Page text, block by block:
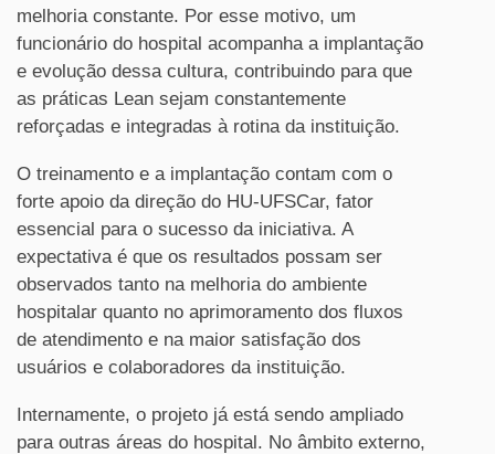
melhoria constante. Por esse motivo, um
funcionário do hospital acompanha a implantação
e evolução dessa cultura, contribuindo para que
as práticas Lean sejam constantemente
reforçadas e integradas à rotina da instituição.
O treinamento e a implantação contam com o
forte apoio da direção do HU-UFSCar, fator
essencial para o sucesso da iniciativa. A
expectativa é que os resultados possam ser
observados tanto na melhoria do ambiente
hospitalar quanto no aprimoramento dos fluxos
de atendimento e na maior satisfação dos
usuários e colaboradores da instituição.
Internamente, o projeto já está sendo ampliado
para outras áreas do hospital. No âmbito externo,